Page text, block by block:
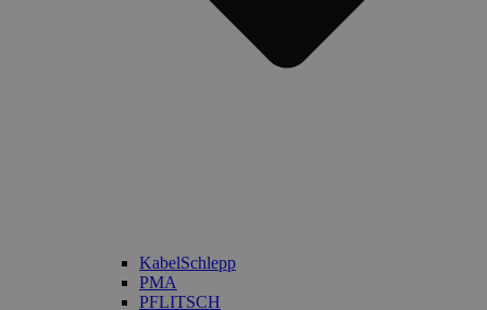
KabelSchlepp
PMA
PFLITSCH